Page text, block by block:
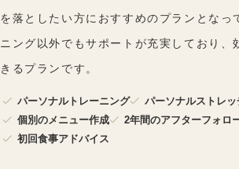
を落としたい方におすすめのプランとなっ
ニング以外でもサポートが充実しており、
きるプランです。
パーソナルトレーニング
パーソナルストレッ
個別のメニュー作成
2年間のアフターフォロ
初回食事アドバイス